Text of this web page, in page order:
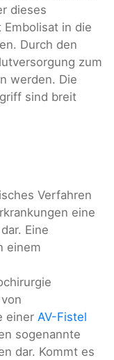
dieses
in die
Durch den
zum
werden. Die
sind breit
Verfahren
eine
Eine
einem
einer AV-Fistel
sogenannte
dar. Kommt es